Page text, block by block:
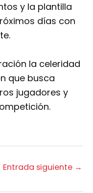
y la plantilla
días con
la celeridad
que busca
jugadores y
Entrada siguiente →